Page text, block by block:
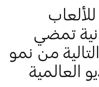
تمضي
من نمو
العالمية